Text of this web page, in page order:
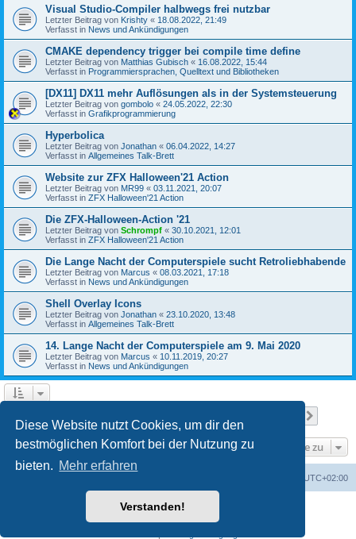
Diese Website nutzt Cookies, um dir den
bestmöglichen Komfort bei der Nutzung zu
bieten. Mehr erfahren
Verstanden!
Visual Studio-Compiler halbwegs frei nutzbar
Letzter Beitrag von Krishty « 18.08.2022, 21:49
Verfasst in News und Ankündigungen
CMAKE dependency trigger bei compile time define
Letzter Beitrag von Matthias Gubisch « 16.08.2022, 15:44
Verfasst in Programmiersprachen, Quelltext und Bibliotheken
[DX11] DX11 mehr Auflösungen als in der Systemsteuerung
Letzter Beitrag von gombolo « 24.05.2022, 22:30
Verfasst in Grafikprogrammierung
Hyperbolica
Letzter Beitrag von Jonathan « 06.04.2022, 14:27
Verfasst in Allgemeines Talk-Brett
Website zur ZFX Halloween'21 Action
Letzter Beitrag von MR99 « 03.11.2021, 20:07
Verfasst in ZFX Halloween'21 Action
Die ZFX-Halloween-Action '21
Letzter Beitrag von Schrompf « 30.10.2021, 12:01
Verfasst in ZFX Halloween'21 Action
Die Lange Nacht der Computerspiele sucht Retroliebhabende
Letzter Beitrag von Marcus « 08.03.2021, 17:18
Verfasst in News und Ankündigungen
Shell Overlay Icons
Letzter Beitrag von Jonathan « 23.10.2020, 13:48
Verfasst in Allgemeines Talk-Brett
14. Lange Nacht der Computerspiele am 9. Mai 2020
Letzter Beitrag von Marcus « 10.11.2019, 20:27
Verfasst in News und Ankündigungen
Gehe zu
UTC+02:00
Powered byphpBB® Forum Software © phpBB Limited
phpBB.de